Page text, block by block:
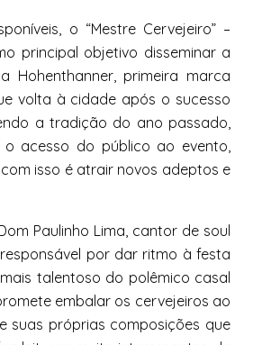
o “Mestre Cervejeiro” –
principal objetivo disseminar a
Hohenthanner, primeira marca
volta à cidade após o sucesso
a tradição do ano passado,
acesso do público ao evento,
isso é atrair novos adeptos e
Paulinho Lima, cantor de soul
por dar ritmo à festa
talentoso do polêmico casal
embalar os cervejeiros ao
suas próprias composições que